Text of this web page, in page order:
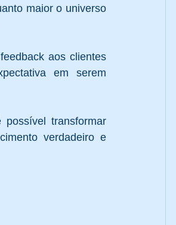
maior o universo
aos clientes
em serem
transformar
verdadeiro e